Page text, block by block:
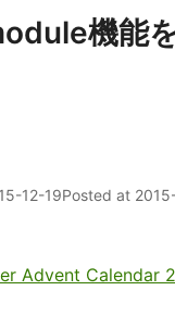
機能
12-19Posted at
Advent Calendar